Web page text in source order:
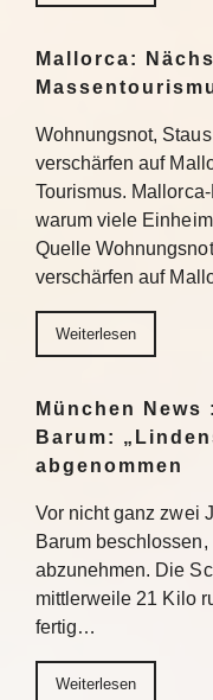
Mallorca:
Wohnungsnot,
verschärfen auf
Tourismus.
warum viele
Quelle
verschärfen auf
Weiterlesen
München
Barum:
abgenommen
Vor nicht ganz zwei
Barum
abzunehmen. Die
mittlerweile 21 Kilo
fertig…
Weiterlesen